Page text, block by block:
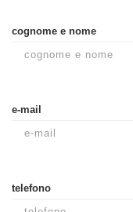
cognome e nome
e-mail
telefono